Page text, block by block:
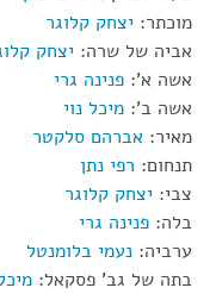
מוכתר: יצחק קלוגר
אביה של שרה: יצחק
אשה א': פנינה גרי
אשה ב': מיכל נוי
מאיר: אברהם סלקטר
תנחום: רפי נתן
צבי: יצחק קלוגר
בלה: פנינה גרי
ערביה: נעמי בלומנטל
בתה של גב' פסקאל: